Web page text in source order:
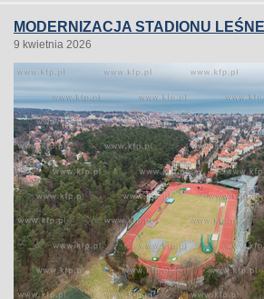
MODERNIZACJA STADIONU
9 kwietnia 2026